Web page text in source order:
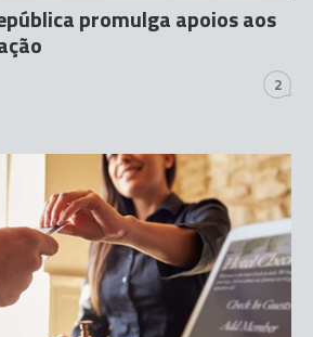
promulga apoios aos
2